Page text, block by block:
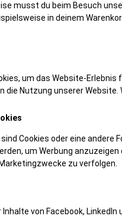
musst du beim Besuch
in deinem
um das Website-
die Nutzung unserer
Cookies oder eine andere
um Werbung
zu verfolgen.
von Facebook,